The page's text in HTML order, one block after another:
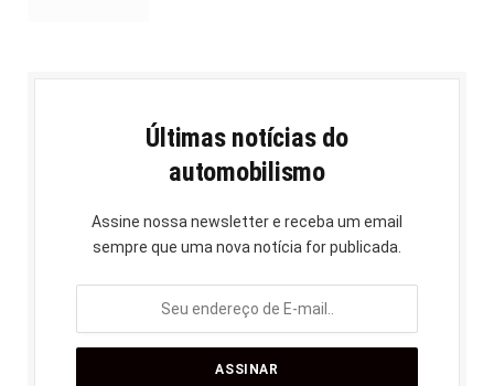
Últimas notícias do
automobilismo
Assine nossa newsletter e receba um email
sempre que uma nova notícia for publicada.